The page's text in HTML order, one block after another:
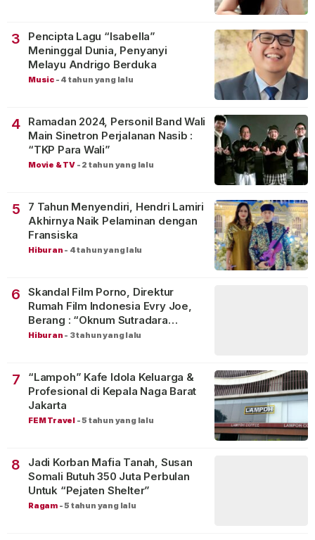
3
Pencipta Lagu “Isabella”
Meninggal Dunia, Penyanyi
Melayu Andrigo Berduka
Music - 4 tahun yang lalu
4
Ramadan 2024, Personil Band Wali
Main Sinetron Perjalanan Nasib :
“TKP Para Wali”
Movie & TV - 2 tahun yang lalu
5
7 Tahun Menyendiri, Hendri Lamiri
Akhirnya Naik Pelaminan dengan
Fransiska
Hiburan - 4 tahun yang lalu
6
Skandal Film Porno, Direktur
Rumah Film Indonesia Evry Joe,
Berang : “Oknum Sutradara
Merusak Perfilman Indonesia”!
Hiburan - 3 tahun yang lalu
7
“Lampoh” Kafe Idola Keluarga &
Profesional di Kepala Naga Barat
Jakarta
FEM Travel -5 tahun yang lalu
8
Jadi Korban Mafia Tanah, Susan
Somali Butuh 350 Juta Perbulan
Untuk “Pejaten Shelter”
Ragam -5 tahun yang lalu